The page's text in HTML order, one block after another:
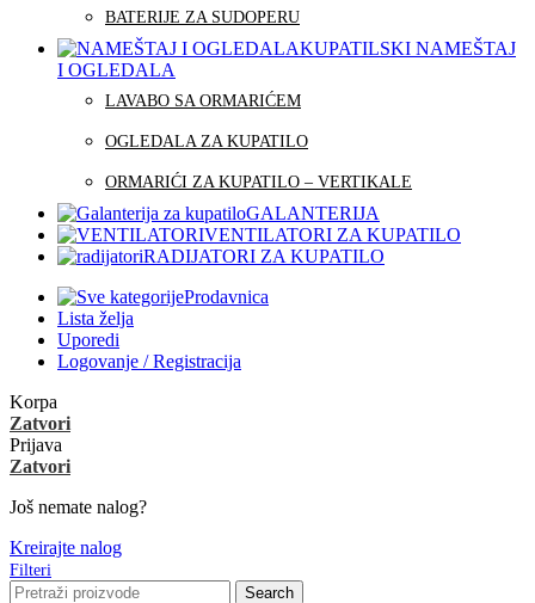
BATERIJE ZA SUDOPERU
KUPATILSKI NAMEŠTAJ
I OGLEDALA
LAVABO SA ORMARIĆEM
OGLEDALA ZA KUPATILO
ORMARIĆI ZA KUPATILO – VERTIKALE
GALANTERIJA
VENTILATORI ZA KUPATILO
RADIJATORI ZA KUPATILO
Prodavnica
Lista želja
Uporedi
Logovanje / Registracija
Korpa
Zatvori
Prijava
Zatvori
Još nemate nalog?
Kreirajte nalog
Filteri
Search